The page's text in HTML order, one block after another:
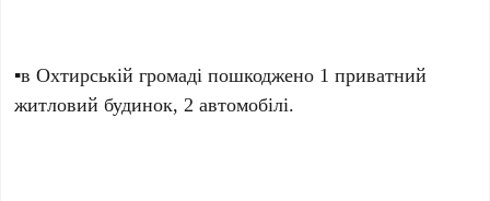
▪️в Охтирській громаді пошкоджено 1 приватний
житловий будинок, 2 автомобілі.